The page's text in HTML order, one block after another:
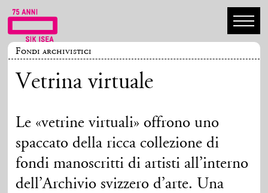
Fondi archivistici
Vetrina virtuale
Le «vetrine virtuali» offrono uno
spaccato della ricca collezione di
fondi manoscritti di artisti all’interno
dell’Archivio svizzero d’arte. Una